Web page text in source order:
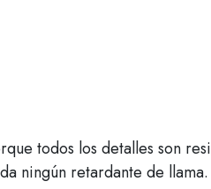
todos los detalles son
ningún retardante de llama.